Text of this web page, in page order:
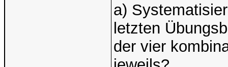
a)
letzten
der vier